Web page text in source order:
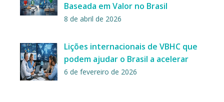
Baseada em Valor no Brasil
8 de abril de 2026
Lições internacionais de VBHC que
podem ajudar o Brasil a acelerar
6 de fevereiro de 2026